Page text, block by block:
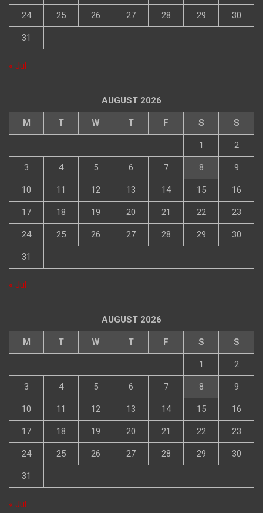
24 25 26 27 28 29 30
31
« Jul
AUGUST 2026
M T W T F S S
1 2
3 4 5 6 7 8 9
10 11 12 13 14 15 16
17 18 19 20 21 22 23
24 25 26 27 28 29 30
31
« Jul
AUGUST 2026
M T W T F S S
1 2
3 4 5 6 7 8 9
10 11 12 13 14 15 16
17 18 19 20 21 22 23
24 25 26 27 28 29 30
31
« Jul